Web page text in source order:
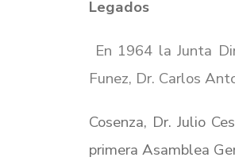
Legados
En 1964 la Junta
Funez, Dr. Carlos
Cosenza, Dr. Julio
primera Asamblea